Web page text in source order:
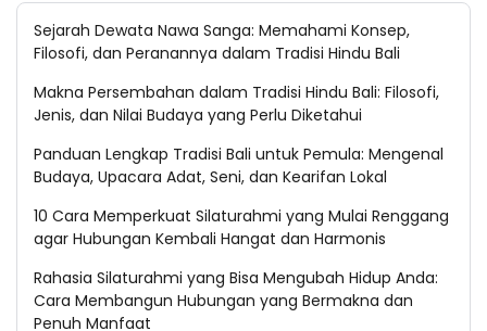
Sejarah Dewata Nawa Sanga: Memahami Konsep,
Filosofi, dan Peranannya dalam Tradisi Hindu Bali
Makna Persembahan dalam Tradisi Hindu Bali: Filosofi,
Jenis, dan Nilai Budaya yang Perlu Diketahui
Panduan Lengkap Tradisi Bali untuk Pemula: Mengenal
Budaya, Upacara Adat, Seni, dan Kearifan Lokal
10 Cara Memperkuat Silaturahmi yang Mulai Renggang
agar Hubungan Kembali Hangat dan Harmonis
Rahasia Silaturahmi yang Bisa Mengubah Hidup Anda:
Cara Membangun Hubungan yang Bermakna dan
Penuh Manfaat